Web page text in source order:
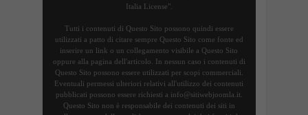
Italia License".
Tutti i contenuti di Questo Sito possono quindi essere
utilizzati a patto di citare sempre Questo Sito come fonte ed
inserire un link o un collegamento visibile a Questo Sito
oppure alla pagina dell'articolo. In nessun caso i contenuti di
Questo Sito possono essere utilizzati per scopi commerciali.
Eventuali permessi ulteriori relativi all'utilizzo dei contenuti
pubblicati possono essere richiesti a info@sitiwebjoomla.it.
Questo Sito non è responsabile dei contenuti dei siti in